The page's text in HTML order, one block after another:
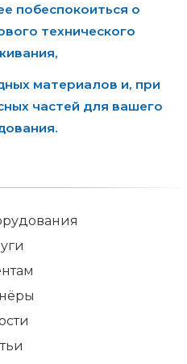
побеспокоиться о
технического
материалов и, при
частей для вашего